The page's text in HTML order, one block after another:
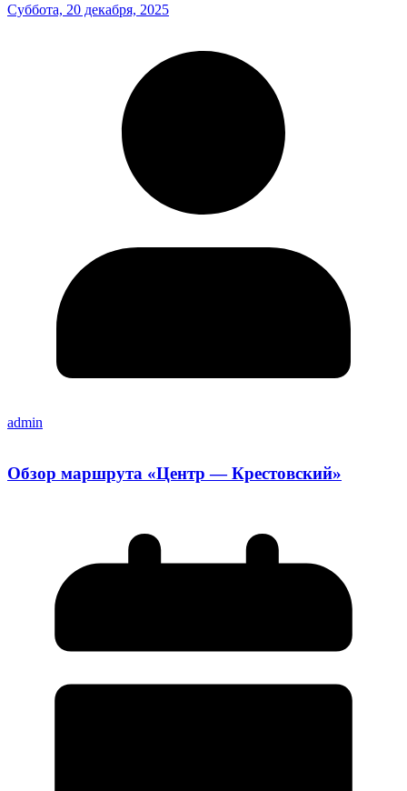
Суббота, 20 декабря, 2025
admin
Обзор маршрута «Центр — Крестовский»